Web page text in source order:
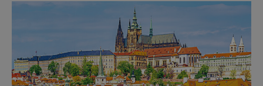
večer plný historie, hudby, tajemství i
dobrodružství pro malé i velké návštěvníky.
Málokdo ví, že dnešní kos